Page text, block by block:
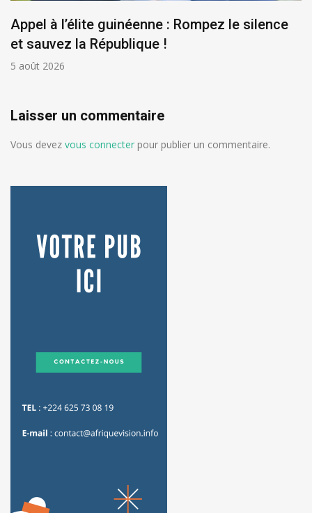
Appel à l’élite guinéenne : Rompez le silence
et sauvez la République !
5 août 2026
Laisser un commentaire
Vous devez vous connecter pour publier un commentaire.